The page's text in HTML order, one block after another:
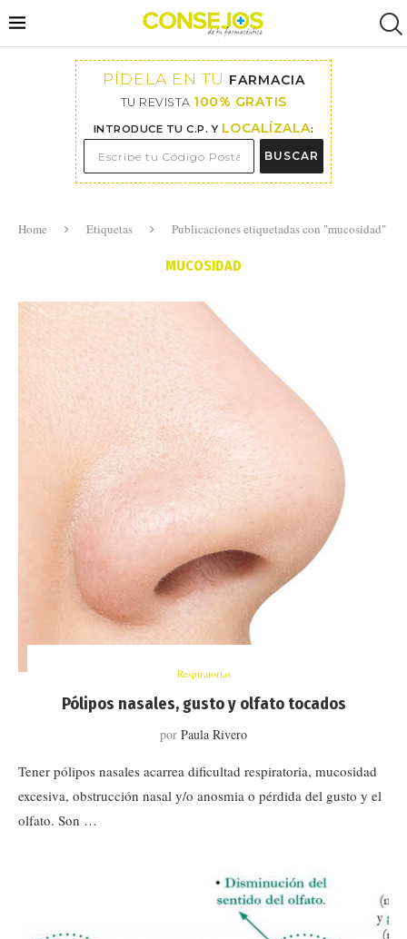
PÍDELA EN TU FARMACIA
TU REVISTA 100% GRATIS
INTRODUCE TU C.P. Y LOCALÍZALA:
BUSCAR
Home Etiquetas Publicaciones etiquetadas con "mucosidad"
MUCOSIDAD
Respiratorias
Pólipos nasales, gusto y olfato tocados
por Paula Rivero
Tener pólipos nasales acarrea dificultad respiratoria, mucosidad
excesiva, obstrucción nasal y/o anosmia o pérdida del gusto y el
olfato. Son …